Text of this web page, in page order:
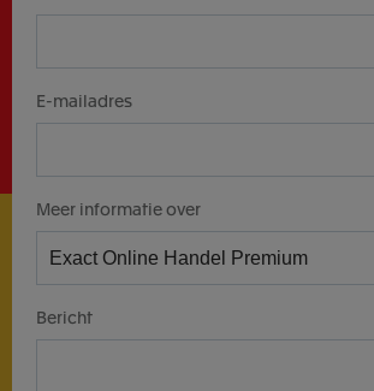
E-mailadres
Meer informatie over
Bericht